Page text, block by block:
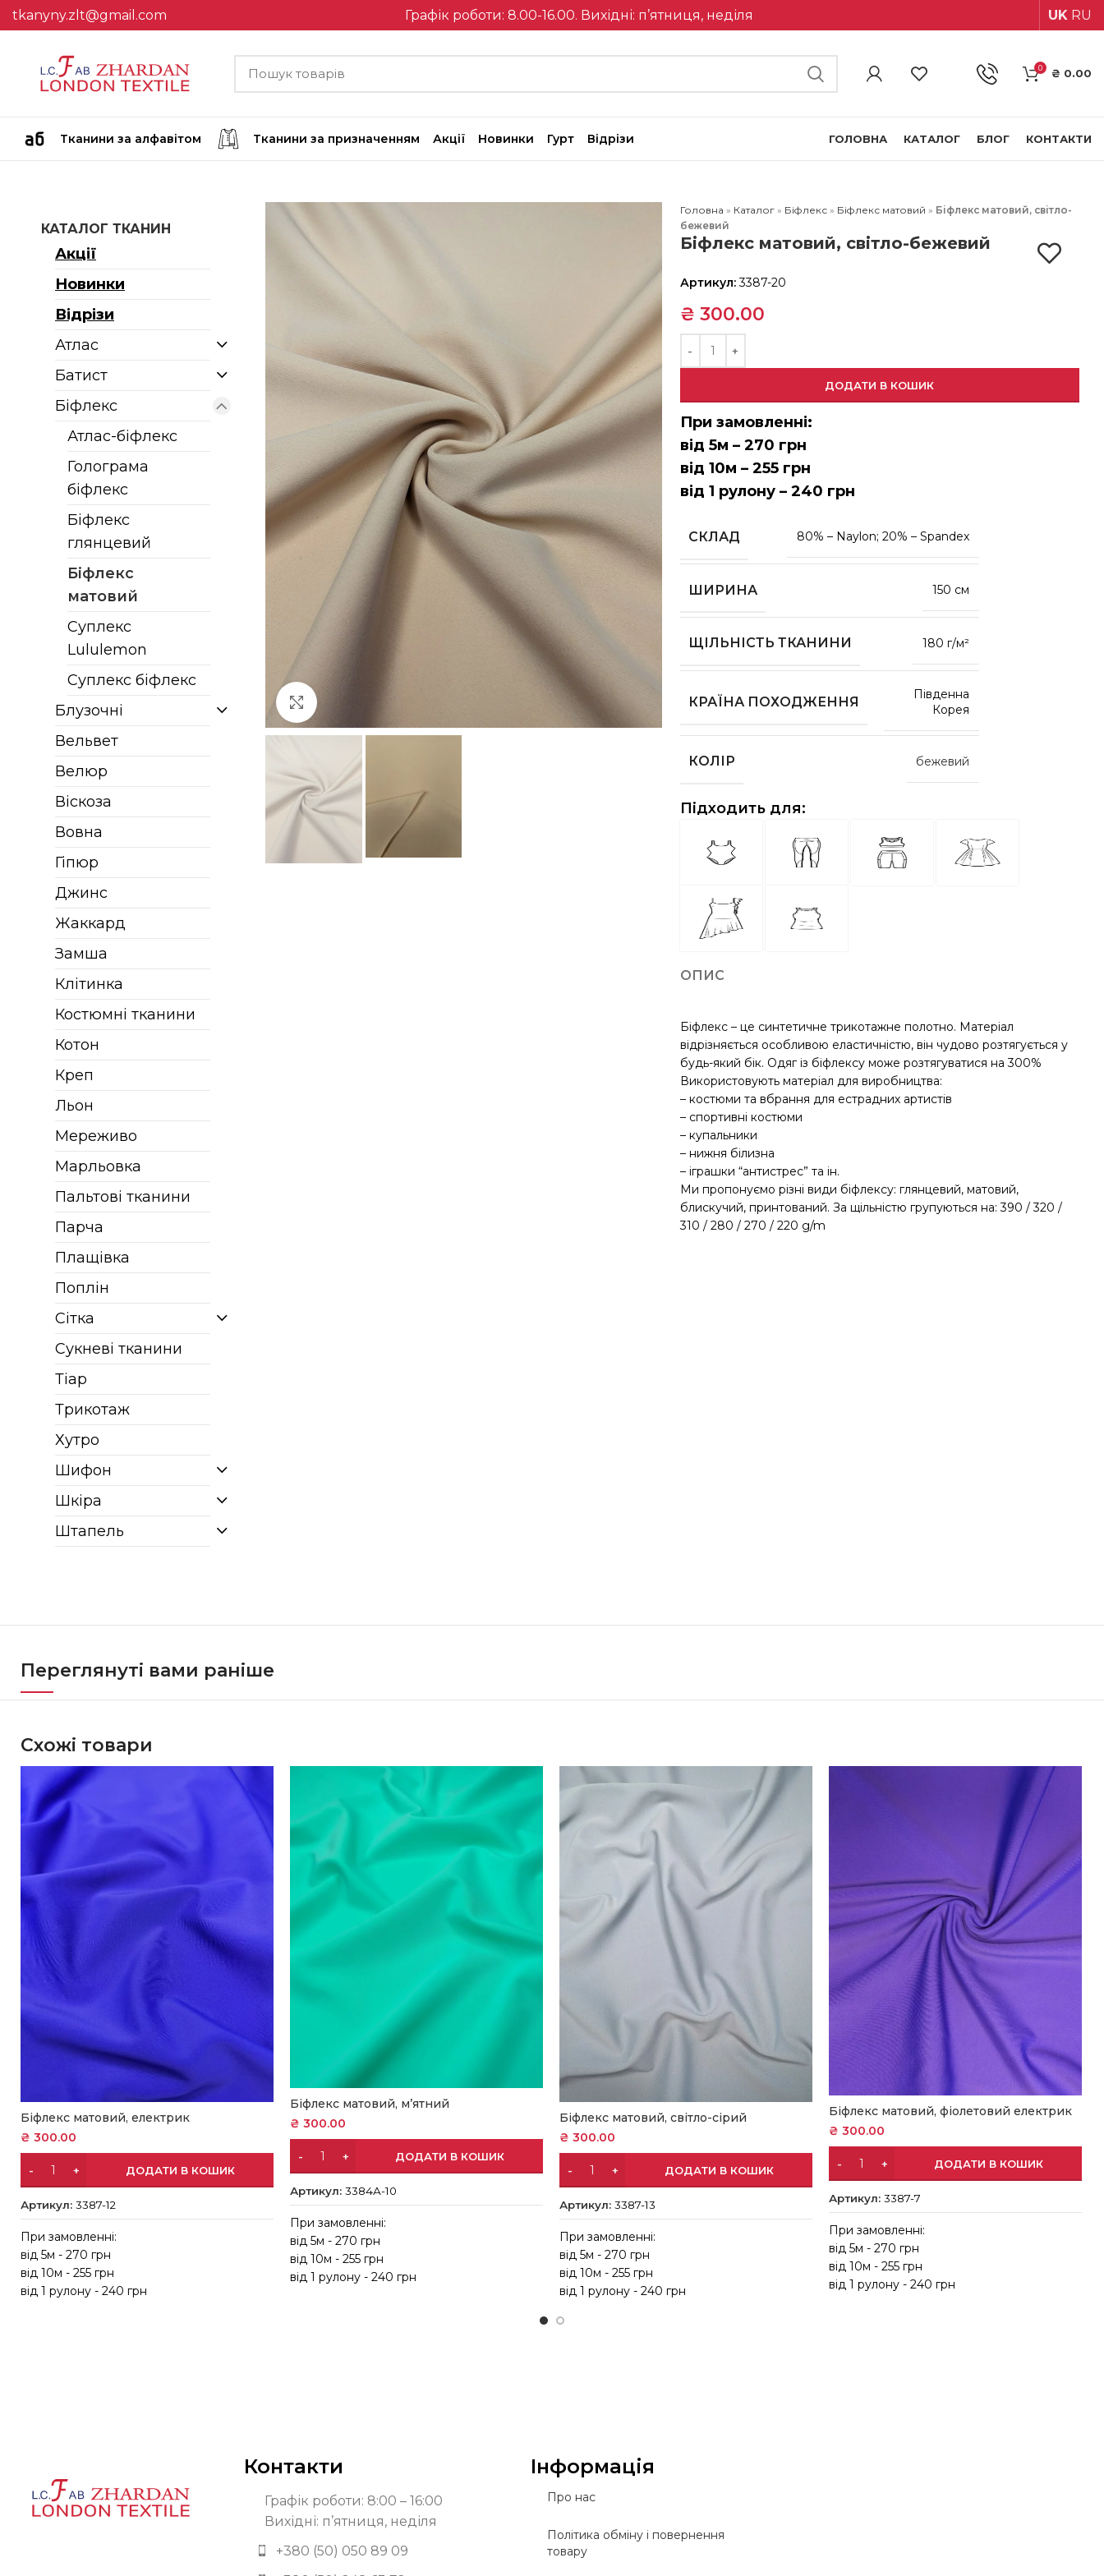
tkanyny.zlt@gmail.com Графік роботи: 8.00-16.00. Вихідні: п’ятниця, неділя UK RU
0 ₴ 0.00
Тканини за алфавітом Тканини за призначенням Акції Новинки Гурт Відрізи ГОЛОВНА КАТАЛОГ БЛОГ КОНТАКТИ
КАТАЛОГ ТКАНИН
Акції
Новинки
Відрізи
Атлас
Батист
Біфлекс
Атлас-біфлекс
Голограма
біфлекс
Біфлекс
глянцевий
Біфлекс
матовий
Суплекс
Lululemon
Суплекс біфлекс
Блузочні
Вельвет
Велюр
Віскоза
Вовна
Гіпюр
Джинс
Жаккард
Замша
Клітинка
Костюмні тканини
Котон
Креп
Льон
Мереживо
Марльовка
Пальтові тканини
Парча
Плащівка
Поплін
Сітка
Сукневі тканини
Тіар
Трикотаж
Хутро
Шифон
Шкіра
Штапель
Головна » Каталог» Біфлекс» Біфлекс матовий » Біфлекс матовий, світло-
бежевий
Біфлекс матовий, світло-бежевий
Артикул:3387-20
₴ 300.00
ДОДАТИ В КОШИК
При замовленні:
від 5м – 270 грн
від 10м – 255 грн
від 1 рулону – 240 грн
СКЛАД 80% – Naylon; 20% – Spandex
ШИРИНА 150 см
ЩІЛЬНІСТЬ ТКАНИНИ 180 г/м²
КРАЇНА ПОХОДЖЕННЯ
Південна
Корея
КОЛІР бежевий
Підходить для:
ОПИС
Біфлекс – це синтетичне трикотажне полотно. Матеріал
відрізняється особливою еластичністю, він чудово розтягується у
будь-який бік. Одяг із біфлексу може розтягуватися на 300%
Використовують матеріал для виробництва:
– костюми та вбрання для естрадних артистів
– спортивні костюми
– купальники
– нижня білизна
– іграшки “антистрес” та ін.
Ми пропонуємо різні види біфлексу: глянцевий, матовий,
блискучий, принтований. За щільністю групуються на: 390 / 320 /
310 / 280 / 270 / 220 g/m
Переглянуті вами раніше
Схожі товари
Біфлекс матовий, електрик
₴ 300.00
ДОДАТИ В КОШИК
Артикул:3387-12
При замовленні:
від 5м - 270 грн
від 10м - 255 грн
від 1 рулону - 240 грн
Біфлекс матовий, м’ятний
₴ 300.00
ДОДАТИ В КОШИК
Артикул:3384А-10
При замовленні:
від 5м - 270 грн
від 10м - 255 грн
від 1 рулону - 240 грн
Біфлекс матовий, світло-сірий
₴ 300.00
ДОДАТИ В КОШИК
Артикул:3387-13
При замовленні:
від 5м - 270 грн
від 10м - 255 грн
від 1 рулону - 240 грн
Біфлекс матовий, фіолетовий електрик
₴ 300.00
ДОДАТИ В КОШИК
Артикул:3387-7
При замовленні:
від 5м - 270 грн
від 10м - 255 грн
від 1 рулону - 240 грн
Контакти
Графік роботи: 8:00 – 16:00
Вихідні: п’ятниця, неділя
+380 (50) 050 89 09
Інформація
Про нас
Політика обміну і повернення
товару